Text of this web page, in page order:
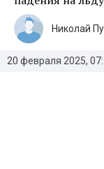
20 февраля 2025,
Николай